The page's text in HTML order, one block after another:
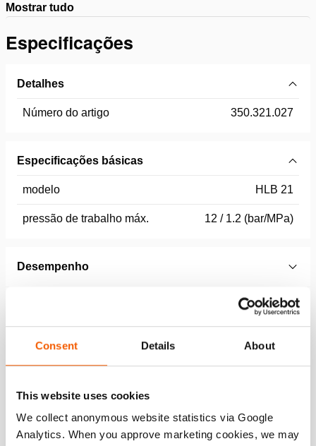
Consent Details About
This website uses cookies
We collect anonymous website statistics via Google
Analytics. When you approve marketing cookies, we may
Mostrar tudo
Especificações
Detalhes
Número do artigo 350.321.027
Especificações básicas
modelo HLB 21
pressão de trabalho máx. 12 / 1.2 (bar/MPa)
Desempenho
Dimensões, peso e temperatura
Technical Drawing